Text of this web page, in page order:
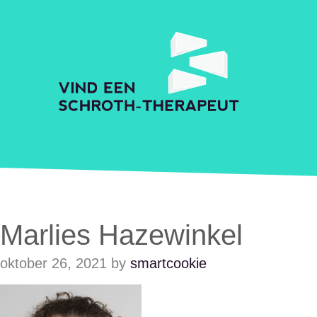
Marlies Hazewinkel
oktober 26, 2021 by smartcookie